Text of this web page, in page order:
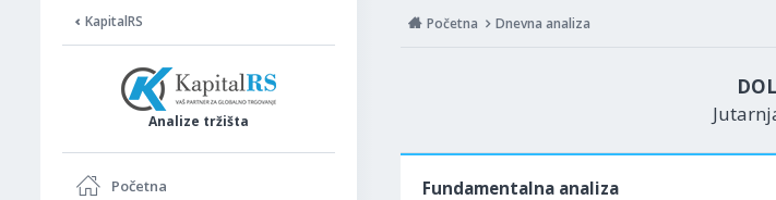
KapitalRS
Analize tržišta
Početna
Početna Dnevna analiza
Fundamentalna analiza